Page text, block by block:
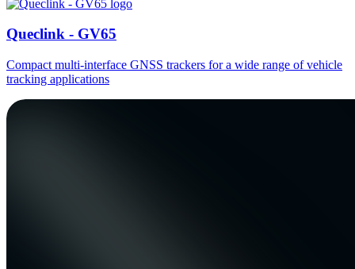
Queclink - GV65
Compact multi-interface GNSS trackers for a wide range of vehicle
tracking applications